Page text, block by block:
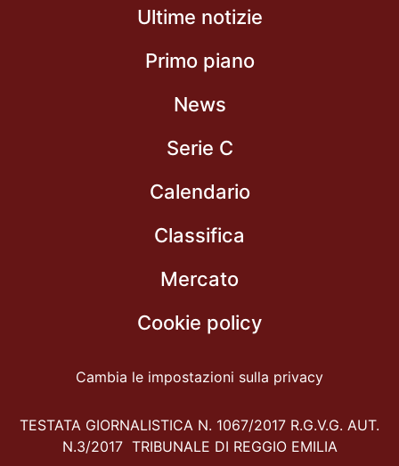
Ultime notizie
Primo piano
News
Serie C
Calendario
Classifica
Mercato
Cookie policy
Cambia le impostazioni sulla privacy
TESTATA GIORNALISTICA N. 1067/2017 R.G.V.G. AUT.
N.3/2017 TRIBUNALE DI REGGIO EMILIA